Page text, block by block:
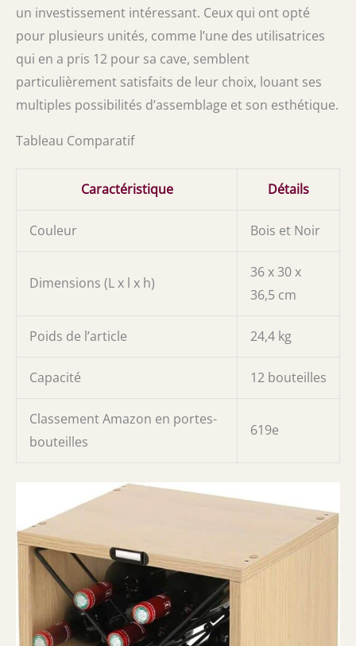
un investissement intéressant. Ceux qui ont opté
pour plusieurs unités, comme l’une des utilisatrices
qui en a pris 12 pour sa cave, semblent
particulièrement satisfaits de leur choix, louant ses
multiples possibilités d’assemblage et son esthétique.
Tableau Comparatif
Caractéristique Détails
Couleur Bois et Noir
Dimensions (L x l x h)
36 x 30 x
36,5 cm
Poids de l’article 24,4 kg
Capacité 12 bouteilles
Classement Amazon en portes-
bouteilles
619e